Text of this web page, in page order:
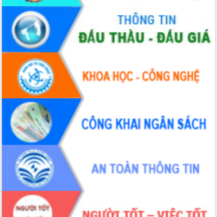
Hội thảo khoa học “Giải pháp thúc đẩy
phát triển nền kinh tế xanh tại tỉnh
Đắk Lắk”
Tăng cường giám sát, đôn đốc thực
hiện nhiệm vụ quản lý tài sản công
hàng tuần
Tháo gỡ những vướng mắc, đẩy mạnh
công tác cải cách thủ tục hành chính
tại Trung tâm Phục vụ hành chính
công tỉnh
Đắk Lắk: Tôn vinh 46 giải pháp tại Hội
thi Sáng tạo Kỹ thuật 2024 - 2025
Đắk Lắk rà soát, điều chỉnh Đề án 190
về phát triển nuôi trồng thủy sản
Phó Chủ tịch UBND tỉnh Đắk Lắk
Trương Công Thái kiểm tra thực địa
Dự án cao tốc Khánh Hòa - Buôn Ma
Thuột
Định vị cà phê Việt Nam như một “di
sản sống” trong dòng chảy toàn cầu